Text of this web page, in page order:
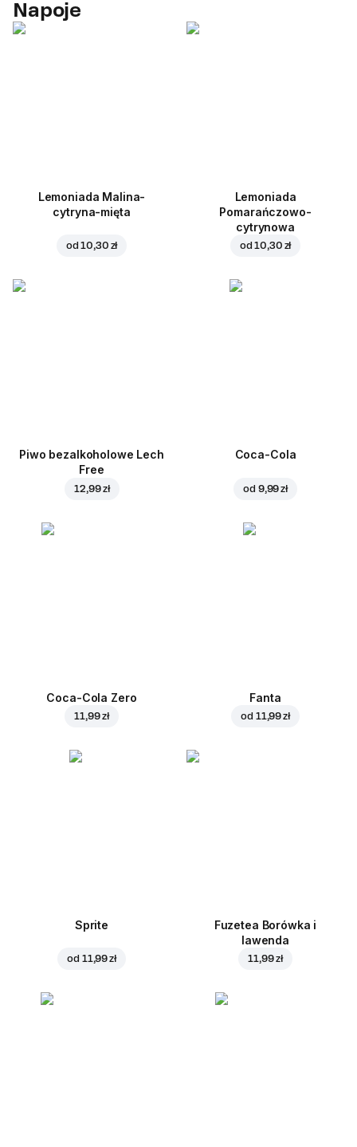
Napoje
Lemoniada Malina-
cytryna-mięta
od10,30 zł
Lemoniada
Pomarańczowo-
cytrynowa
od10,30 zł
Piwo bezalkoholowe Lech
Free
12,99 zł
Coca-Cola
od 9,99 zł
Coca-Cola Zero
11,99 zł
Fanta
od 11,99 zł
Sprite
od 11,99 zł
Fuzetea Borówka i
lawenda
11,99 zł